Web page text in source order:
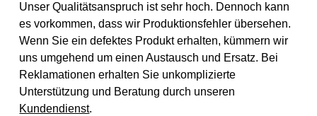
Unser Qualitätsanspruch ist sehr hoch. Dennoch kann
es vorkommen, dass wir Produktionsfehler übersehen.
Wenn Sie ein defektes Produkt erhalten, kümmern wir
uns umgehend um einen Austausch und Ersatz. Bei
Reklamationen erhalten Sie unkomplizierte
Unterstützung und Beratung durch unseren
Kundendienst.